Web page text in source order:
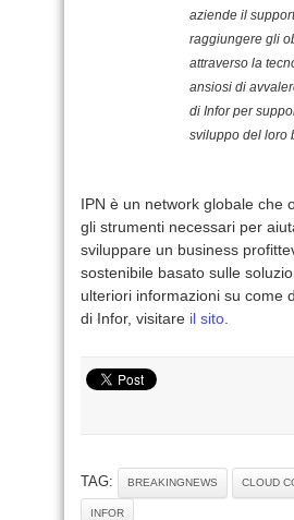
aziende il
raggiungere gli
attraverso la
ansiosi di
di Infor per
sviluppo del loro
IPN è un network globale che
gli strumenti necessari per
sviluppare un business
sostenibile basato sulle
ulteriori informazioni su come
di Infor, visitare il sito
TAG: BREAKINGNEWS CLOUD
INFOR